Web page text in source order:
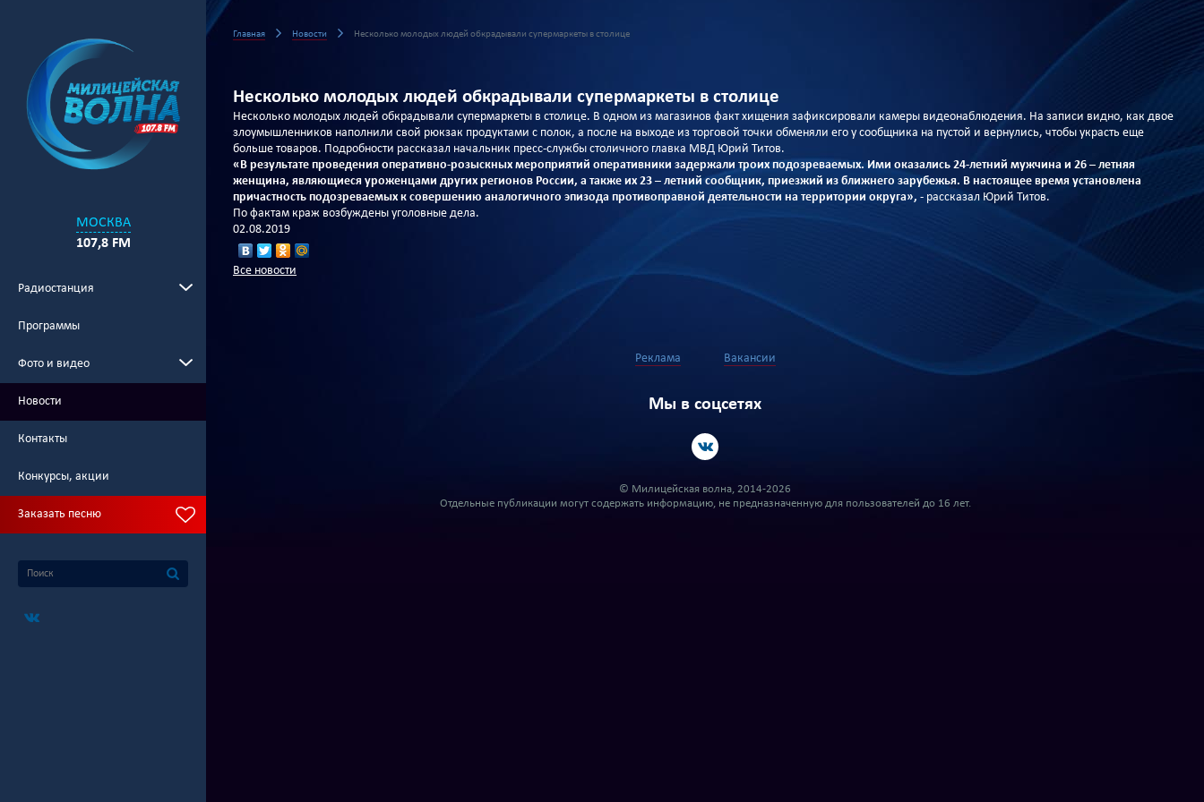
МОСКВА
107,8 FM
Радиостанция
Программы
Фото и видео
Новости
Контакты
Конкурсы, акции
Заказать песню
Главная Новости Несколько молодых людей обкрадывали супермаркеты в столице
Несколько молодых людей обкрадывали супермаркеты в столице
Несколько молодых людей обкрадывали супермаркеты в столице. В одном из магазинов факт хищения зафиксировали камеры видеонаблюдения. На записи видно, как двое
злоумышленников наполнили свой рюкзак продуктами с полок, а после на выходе из торговой точки обменяли его у сообщника на пустой и вернулись, чтобы украсть еще
больше товаров. Подробности рассказал начальник пресс-службы столичного главка МВД Юрий Титов.
«В результате проведения оперативно-розыскных мероприятий оперативники задержали троих подозреваемых. Ими оказались 24-летний мужчина и 26 – летняя
женщина, являющиеся уроженцами других регионов России, а также их 23 – летний сообщник, приезжий из ближнего зарубежья. В настоящее время установлена
причастность подозреваемых к совершению аналогичного эпизода противоправной деятельности на территории округа», - рассказал Юрий Титов.
По фактам краж возбуждены уголовные дела.
02.08.2019
Все новости
Реклама Вакансии
Мы в соцсетях
© Милицейская волна, 2014-2026
Отдельные публикации могут содержать информацию, не предназначенную для пользователей до 16 лет.